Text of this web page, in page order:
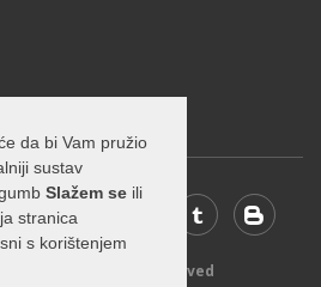
da bi Vam pružio
sustav
Slažem se ili
stranica
s korištenjem
- All rights reserved